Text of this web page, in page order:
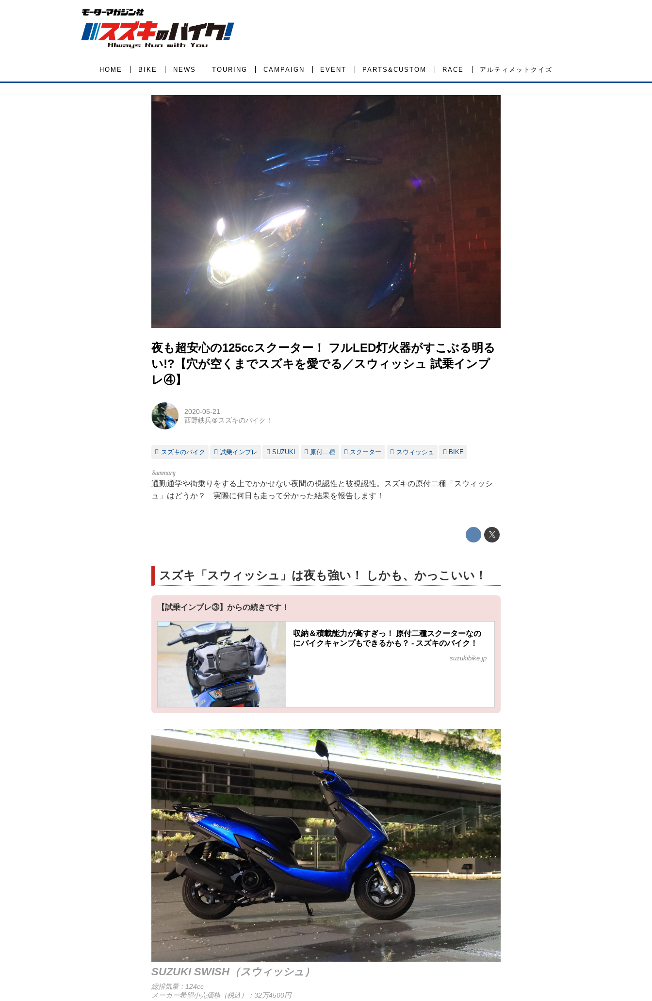
HOME BIKE NEWS TOURING CAMPAIGN EVENT PARTS&CUSTOM RACE アルティメットクイズ
夜も超安心の125ccスクーター！ フルLED灯火器がすこぶる明る
い!?【穴が空くまでスズキを愛でる／スウィッシュ 試乗インプ
レ④】
2020-05-21
西野鉄兵＠スズキのバイク！
スズキのバイク 試乗インプレ SUZUKI 原付二種 スクーター スウィッシュ BIKE
通勤通学や街乗りをする上でかかせない夜間の視認性と被視認性。スズキの原付二種「スウィッシ
ュ」はどうか？ 実際に何日も走って分かった結果を報告します！
スズキ「スウィッシュ」は夜も強い！ しかも、かっこいい！
【試乗インプレ③】からの続きです！
収納＆積載能力が高すぎっ！ 原付二種スクーターなの
にバイクキャンプもできるかも？ - スズキのバイク！
suzukibike.jp
SUZUKI SWISH（スウィッシュ）
総排気量：124cc
メーカー希望小売価格（税込）：32万4500円